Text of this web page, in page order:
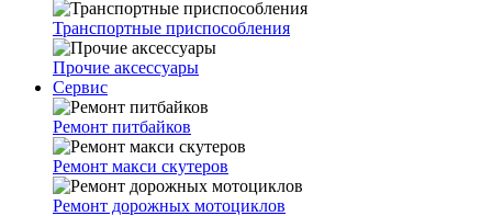
Транспортные приспособления
Прочие аксессуары
Сервис
Ремонт питбайков
Ремонт макси скутеров
Ремонт дорожных мотоциклов